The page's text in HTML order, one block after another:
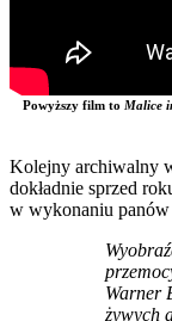
Powyższy film to Malice
Kolejny archiwalny
dokładnie sprzed
w wykonaniu panów
Warner
żywych